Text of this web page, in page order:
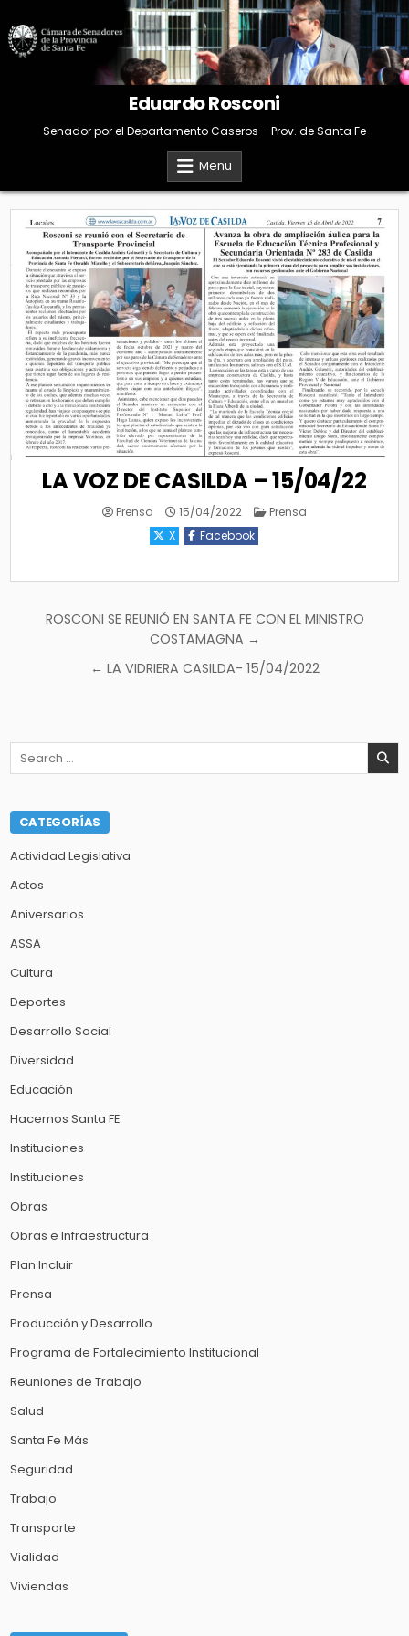
to
content
Eduardo Rosconi
Senador por el Departamento Caseros – Prov. de Santa Fe
Menu
LA VOZ DE CASILDA – 15/04/22
Prensa 15/04/2022 Posted
Prensa
X
Facebook
Navegación
entradas
ROSCONI SE REUNIÓ EN SANTA FE CON EL MINISTRO
COSTAMAGNA →
← LA VIDRIERA CASILDA- 15/04/2022
Search
CATEGORÍAS
Actividad Legislativa
Actos
Aniversarios
ASSA
Cultura
Deportes
Desarrollo Social
Diversidad
Educación
Hacemos Santa FE
Instituciones
Instituciones
Obras
Obras e Infraestructura
Plan Incluir
Prensa
Producción y Desarrollo
Programa de Fortalecimiento Institucional
Reuniones de Trabajo
Salud
Santa Fe Más
Seguridad
Trabajo
Transporte
Vialidad
Viviendas